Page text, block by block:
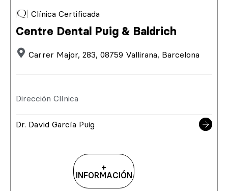
Clínica Certificada
Centre Dental Puig & Baldrich
Carrer Major, 283, 08759 Vallirana, Barcelona
Dirección Clínica
Dr. David García Puig
+
INFORMACIÓN